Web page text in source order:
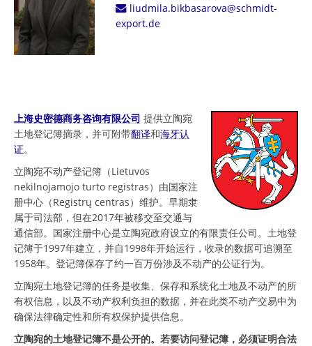
liudmila.bikbasarova@schmidt-
export.de
上海史密德商务咨询有限公司 提供立陶宛
土地登记簿摘录，并可附带翻译和海牙认
证。
立陶宛不动产登记簿（Lietuvos
nekilnojamojo turto registras）由国家注
册中心（Registrų centras）维护。早期隶
属于司法部，但在2017年被移交至交通与
通信部。国家注册中心是立陶宛政府设立的有限责任公司。土地登
记簿于1997年建立，并自1998年开始运行，收录的数据可追溯至
1958年。登记簿保存了约一百万份涉及不动产的公证行为。
立陶宛土地登记簿的任务是收集、保存和系统化土地及不动产的所
有权信息，以及不动产权利负担的数据，并在此类不动产交易中为
确保法律确定性和所有权保护提供信息。
立陶宛的土地登记簿不是公开的。若要访问登记簿，必须证明合法